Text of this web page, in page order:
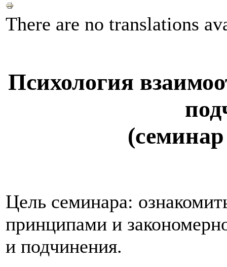
There are no translations
Психология
Цель семинара:
принципами и
и подчинения.